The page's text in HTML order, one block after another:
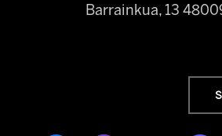
Barrainkua, 13